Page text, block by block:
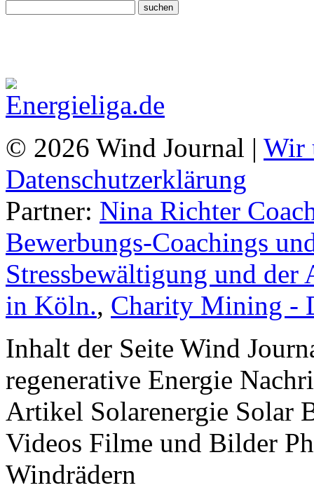
© 2026 Wind Journal | Wir
Datenschutzerklärung
Partner: Nina Richter
Bewerbungs-Coachings
Stressbewältigung und
in Köln., Charity Mining -
Inhalt der Seite Wind
regenerative Energie
Artikel Solarenergie Solar
Videos Filme und Bilder
Windrädern